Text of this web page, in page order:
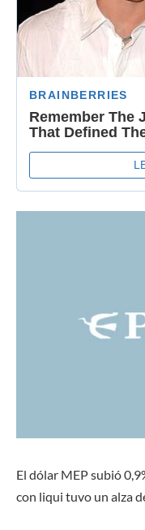
El dólar MEP subió
con liqui tuvo un alza